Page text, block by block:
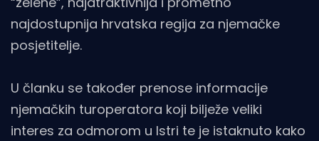
najdostupnija hrvatska regija za njemačke
posjetitelje.
U članku se također prenose informacije
njemačkih turoperatora koji bilježe veliki
interes za odmorom u Istri te je istaknuto kako